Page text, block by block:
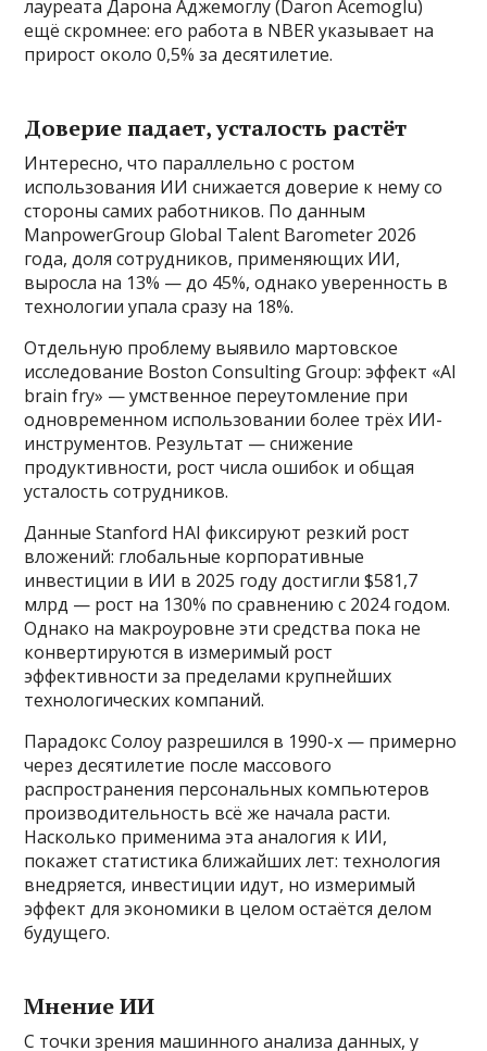
лауреата Дарона Аджемоглу (Daron Acemoglu)
ещё скромнее: его работа в NBER указывает на
прирост около 0,5% за десятилетие.
Доверие падает, усталость растёт
Интересно, что параллельно с ростом
использования ИИ снижается доверие к нему со
стороны самих работников. По данным
ManpowerGroup Global Talent Barometer 2026
года, доля сотрудников, применяющих ИИ,
выросла на 13% — до 45%, однако уверенность в
технологии упала сразу на 18%.
Отдельную проблему выявило мартовское
исследование Boston Consulting Group: эффект «AI
brain fry» — умственное переутомление при
одновременном использовании более трёх ИИ-
инструментов. Результат — снижение
продуктивности, рост числа ошибок и общая
усталость сотрудников.
Данные Stanford HAI фиксируют резкий рост
вложений: глобальные корпоративные
инвестиции в ИИ в 2025 году достигли $581,7
млрд — рост на 130% по сравнению с 2024 годом.
Однако на макроуровне эти средства пока не
конвертируются в измеримый рост
эффективности за пределами крупнейших
технологических компаний.
Парадокс Солоу разрешился в 1990-х — примерно
через десятилетие после массового
распространения персональных компьютеров
производительность всё же начала расти.
Насколько применима эта аналогия к ИИ,
покажет статистика ближайших лет: технология
внедряется, инвестиции идут, но измеримый
эффект для экономики в целом остаётся делом
будущего.
Мнение ИИ
С точки зрения машинного анализа данных, у